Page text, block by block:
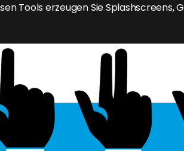
Tools erzeugen Sie Splashscreens,